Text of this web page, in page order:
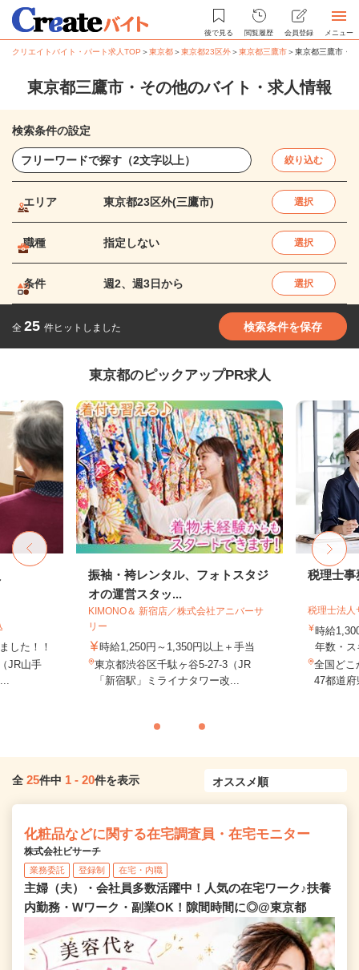
後で見る 閲覧履歴 会員登録 メニュー
クリエイトバイト・パート求人TOP ＞東京都＞東京都23区外＞東京都三鷹市＞東京都三鷹市・
東京都三鷹市・その他のバイト・求人情報
検索条件の設定
絞り込む
エリア 東京都23区外(三鷹市) 選択
職種 指定しない 選択
条件 週2、週3日から 選択
全 25 件ヒットしました 検索条件を保存
東京都のピックアップPR求人
した！！
JR山手
振袖・袴レンタル、フォトスタジ
オの運営スタッ...
KIMONO＆ 新宿店／株式会社アニバーサ
リー
時給1,250円～1,350円以上＋手当
東京都渋谷区千駄ヶ谷5-27-3（JR
「新宿駅」ミライナタワー改...
税理士事
税理士法人
時給
年数・
全国どこ
47都道
全 25件中 1 - 20件を表示
化粧品などに関する在宅調査員・在宅モニター
株式会社ビサーチ
業務委託 登録制 在宅・内職
主婦（夫）・会社員多数活躍中！人気の在宅ワーク♪扶養
内勤務・Wワーク・副業OK！隙間時間に◎@東京都